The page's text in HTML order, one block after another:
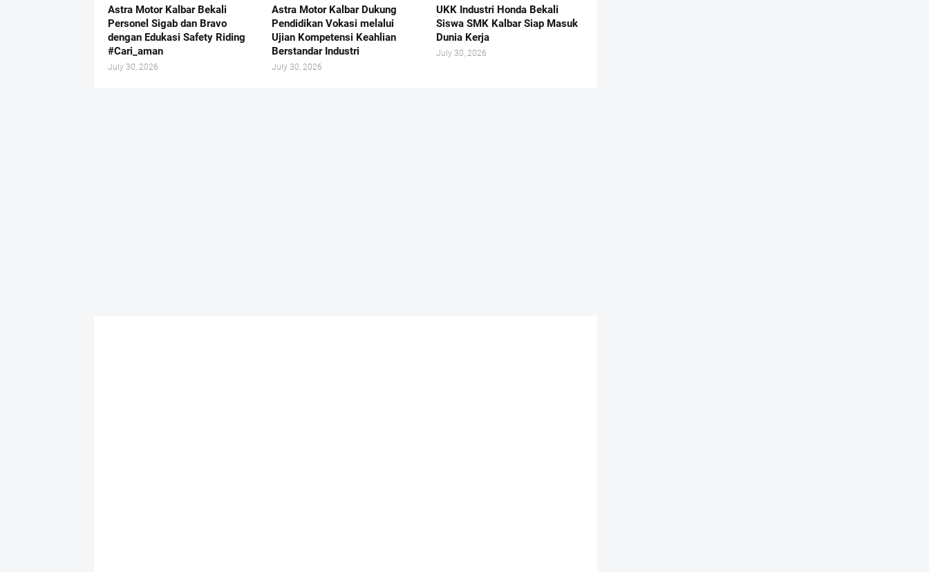
Astra Motor Kalbar Bekali
Personel Sigab dan Bravo
dengan Edukasi Safety Riding
#Cari_aman
July 30, 2026
Astra Motor Kalbar Dukung
Pendidikan Vokasi melalui
Ujian Kompetensi Keahlian
Berstandar Industri
July 30, 2026
UKK Industri Honda Bekali
Siswa SMK Kalbar Siap Masuk
Dunia Kerja
July 30, 2026